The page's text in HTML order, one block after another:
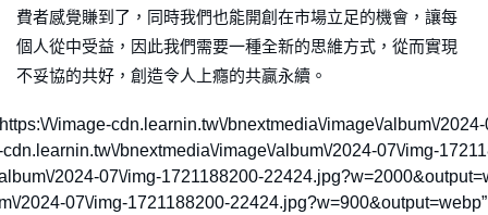
費者感覺賺到了，同時我們也能開創在市場立足的機會，讓每
個人從中受益，因此我們需要一種全新的思維方式，從而實現
不妥協的共好，創造令人上癮的共贏永續。
\/image-cdn.learnin.tw\/bnextmedia\/image\/
bnextmedia\/image\/album\/2024-07\/img-
2024-07\/img-1721188200-
07\/img-1721188200-